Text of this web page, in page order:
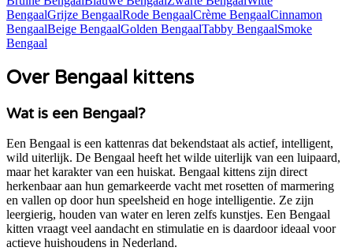
BengaalGrijze BengaalRode BengaalCrème BengaalCinnamon
BengaalBeige BengaalGolden BengaalTabby BengaalSmoke
Bengaal
Over Bengaal kittens
Wat is een Bengaal?
Een Bengaal is een kattenras dat bekendstaat als actief, intelligent,
wild uiterlijk. De Bengaal heeft het wilde uiterlijk van een luipaard,
maar het karakter van een huiskat. Bengaal kittens zijn direct
herkenbaar aan hun gemarkeerde vacht met rosetten of marmering
en vallen op door hun speelsheid en hoge intelligentie. Ze zijn
leergierig, houden van water en leren zelfs kunstjes. Een Bengaal
kitten vraagt veel aandacht en stimulatie en is daardoor ideaal voor
actieve huishoudens in Nederland.